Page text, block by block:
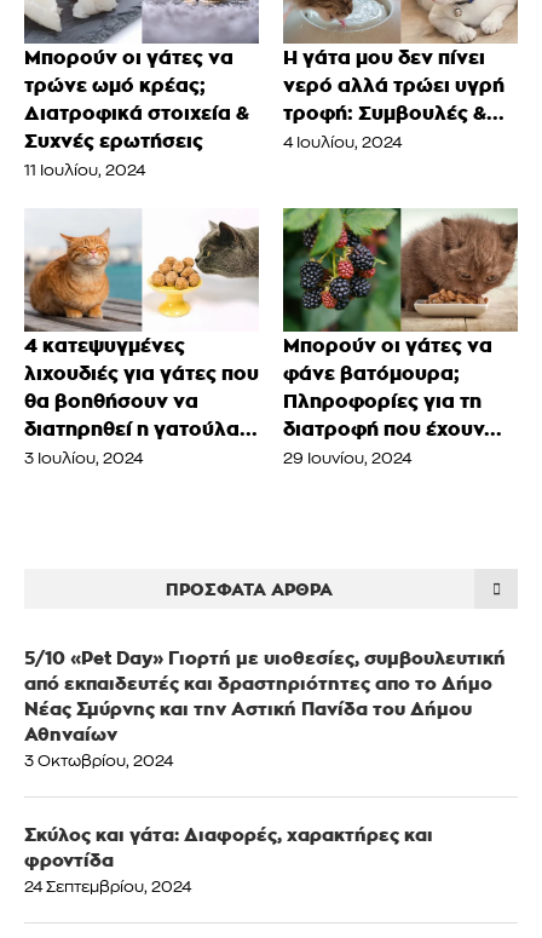
Μπορούν οι γάτες να
τρώνε ωμό κρέας;
Διατροφικά στοιχεία &
Συχνές ερωτήσεις
11 Ιουλίου, 2024
Η γάτα μου δεν πίνει
νερό αλλά τρώει υγρή
τροφή: Συμβουλές &...
4 Ιουλίου, 2024
4 κατεψυγμένες
λιχουδιές για γάτες που
θα βοηθήσουν να
διατηρηθεί η γατούλα...
3 Ιουλίου, 2024
Μπορούν οι γάτες να
φάνε βατόμουρα;
Πληροφορίες για τη
διατροφή που έχουν...
29 Ιουνίου, 2024
ΠΡΌΣΦΑΤΑ ΆΡΘΡΑ
5/10 «Pet Day» Γιορτή με υιοθεσίες, συμβουλευτική
από εκπαιδευτές και δραστηριότητες απο το Δήμο
Νέας Σμύρνης και την Αστική Πανίδα του Δήμου
Αθηναίων
3 Οκτωβρίου, 2024
Σκύλος και γάτα: Διαφορές, χαρακτήρες και
φροντίδα
24 Σεπτεμβρίου, 2024